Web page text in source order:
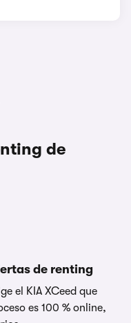
de
de renting
el KIA XCeed que
es 100 % online,